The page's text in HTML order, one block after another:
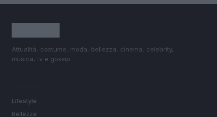
Attualità, costume, moda, bellezza, cinema, celebrity,
musica, tv e gossip.
Lifestyle
Bellezza